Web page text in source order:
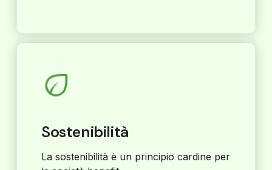
Sostenibilità
La sostenibilità è un principio cardine per